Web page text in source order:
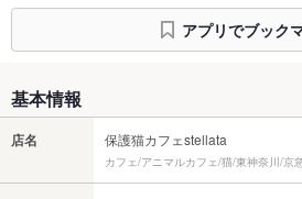
アプリでブック
基本情報
店名 保護猫カフェstellata
カフェ/アニマルカフェ/猫/東神奈川/京